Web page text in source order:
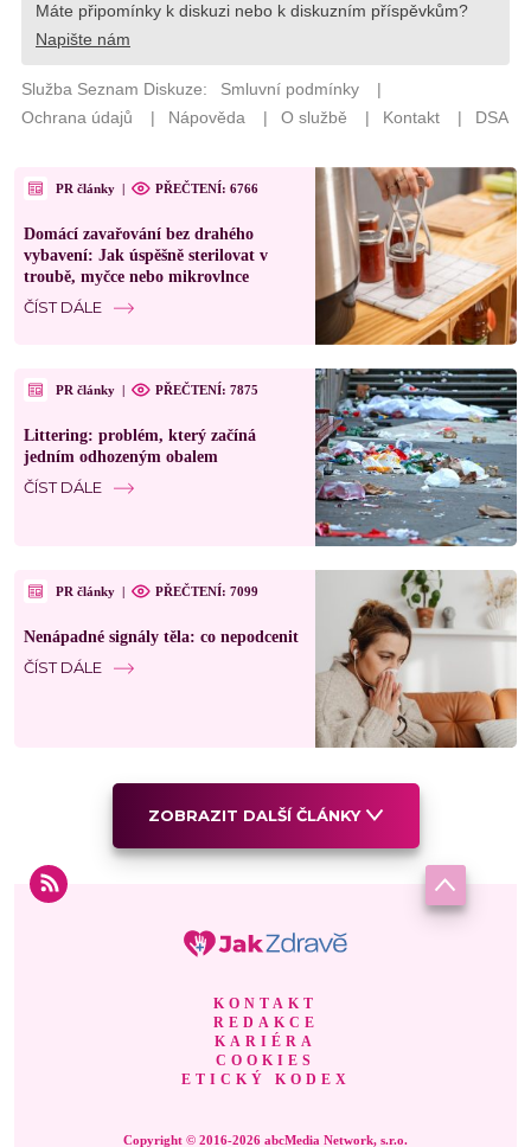
PR články | PŘEČTENÍ: 6766
Domácí zavařování bez drahého
vybavení: Jak úspěšně sterilovat v
troubě, myčce nebo mikrovlnce
ČÍST DÁLE
PR články | PŘEČTENÍ: 7875
Littering: problém, který začíná
jedním odhozeným obalem
ČÍST DÁLE
PR články | PŘEČTENÍ: 7099
Nenápadné signály těla: co nepodcenit
ČÍST DÁLE
ZOBRAZIT DALŠÍ ČLÁNKY
KONTAKT
REDAKCE
KARIÉRA
COOKIES
ETICKÝ KODEX
Copyright © 2016-2026 abcMedia Network, s.r.o.